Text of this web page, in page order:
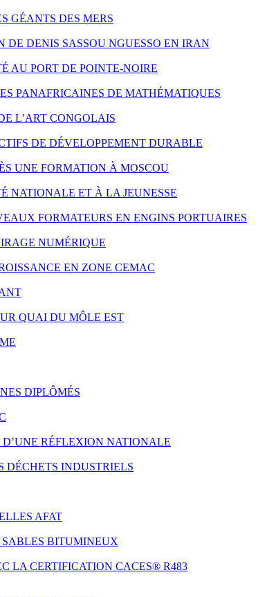
GÉANTS DES MERS
DE DENIS SASSOU NGUESSO EN IRAN
AU PORT DE POINTE-NOIRE
PANAFRICAINES DE MATHÉMATIQUES
L’ART CONGOLAIS
DE DÉVELOPPEMENT DURABLE
UNE FORMATION À MOSCOU
NATIONALE ET À LA JEUNESSE
FORMATEURS EN ENGINS PORTUAIRES
NUMÉRIQUE
EN ZONE CEMAC
QUAI DU MÔLE EST
DIPLÔMÉS
RÉFLEXION NATIONALE
DÉCHETS INDUSTRIELS
AFAT
BITUMINEUX
LA CERTIFICATION CACES® R483